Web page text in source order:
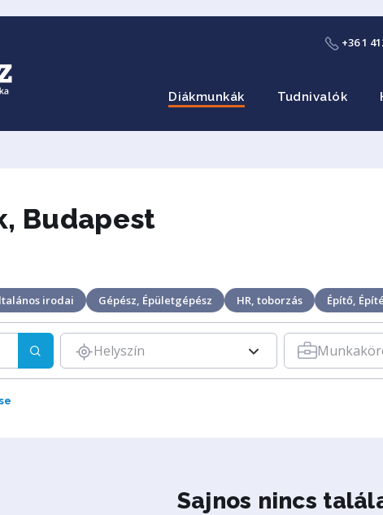
+36 1
Diákmunkák Tudnivalók
Budapest
irodai Gépész, Épületgépész HR, toborzás Építő,
Helyszín
Sajnos nincs